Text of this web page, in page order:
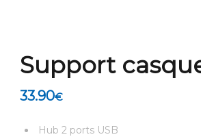
Support
33.90€
Hub 2 ports USB